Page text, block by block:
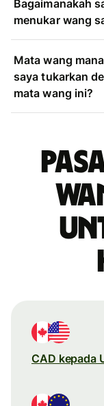
Bagaimanakah
menukar wang
Mata wang
saya tukarkan
mata wang ini?
CAD kepada